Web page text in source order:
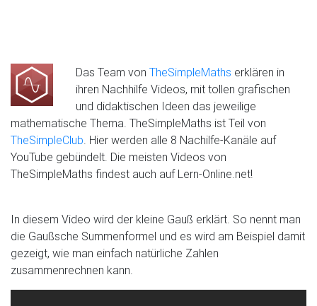
Das Team von TheSimpleMaths erklären in
ihren Nachhilfe Videos, mit tollen grafischen
und didaktischen Ideen das jeweilige
mathematische Thema. TheSimpleMaths ist Teil von
TheSimpleClub. Hier werden alle 8 Nachilfe-Kanäle auf
YouTube gebündelt. Die meisten Videos von
TheSimpleMaths findest auch auf Lern-Online.net!
In diesem Video wird der kleine Gauß erklärt. So nennt man
die Gaußsche Summenformel und es wird am Beispiel damit
gezeigt, wie man einfach natürliche Zahlen
zusammenrechnen kann.